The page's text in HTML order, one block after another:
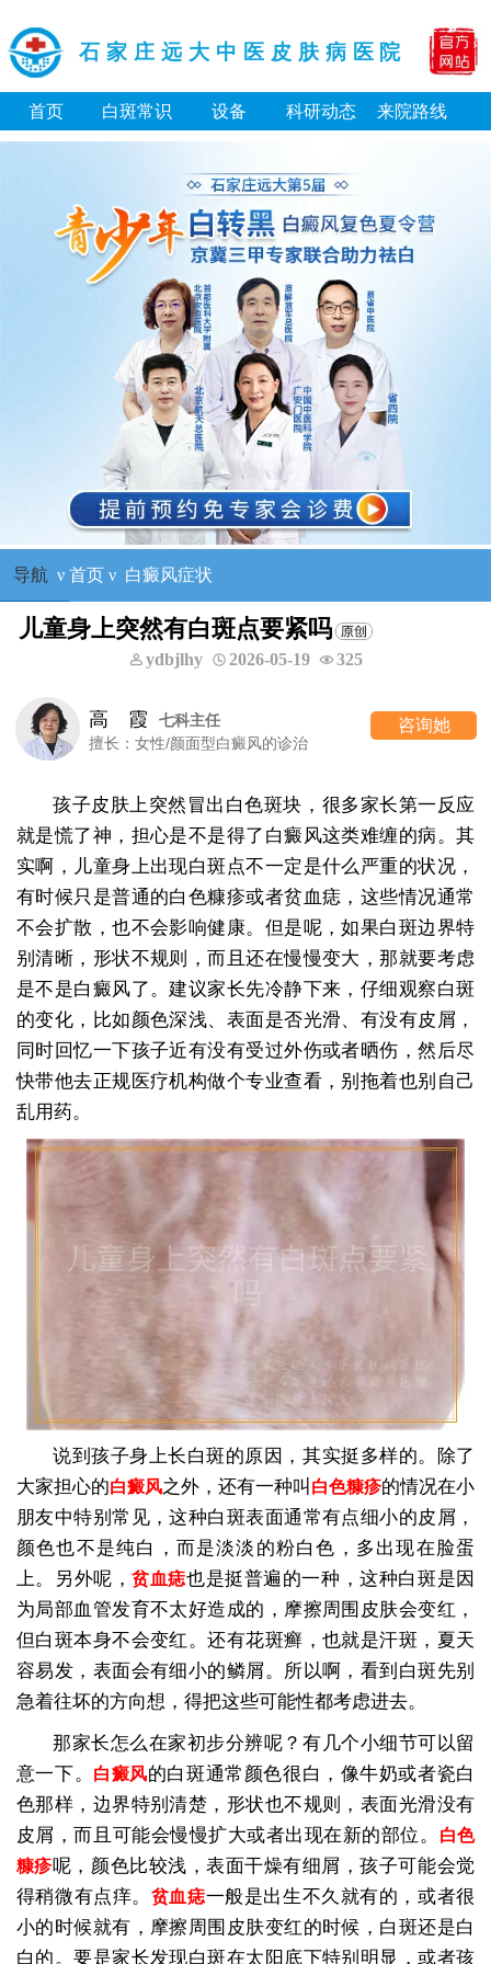
石家庄远大中医皮肤病医院
首页 白斑常识 设备 科研动态 来院路线
导航 ν 首页ν 白癜风症状
儿童身上突然有白斑点要紧吗
ydbjlhy 2026-05-19 325
高 霞
七科主任
擅长：女性/颜面型白癜风的诊治
咨询她
孩子皮肤上突然冒出白色斑块，很多家长第一反应
就是慌了神，担心是不是得了白癜风这类难缠的病。其
实啊，儿童身上出现白斑点不一定是什么严重的状况，
有时候只是普通的白色糠疹或者贫血痣，这些情况通常
不会扩散，也不会影响健康。但是呢，如果白斑边界特
别清晰，形状不规则，而且还在慢慢变大，那就要考虑
是不是白癜风了。建议家长先冷静下来，仔细观察白斑
的变化，比如颜色深浅、表面是否光滑、有没有皮屑，
同时回忆一下孩子近有没有受过外伤或者晒伤，然后尽
快带他去正规医疗机构做个专业查看，别拖着也别自己
乱用药。
说到孩子身上长白斑的原因，其实挺多样的。除了
大家担心的白癜风之外，还有一种叫 白色糠疹的情况在小
朋友中特别常见，这种白斑表面通常有点细小的皮屑，
颜色也不是纯白，而是淡淡的粉白色，多出现在脸蛋
上。另外呢，贫血痣也是挺普遍的一种，这种白斑是因
为局部血管发育不太好造成的，摩擦周围皮肤会变红，
但白斑本身不会变红。还有花斑癣，也就是汗斑，夏天
容易发，表面会有细小的鳞屑。所以啊，看到白斑先别
急着往坏的方向想，得把这些可能性都考虑进去。
那家长怎么在家初步分辨呢？有几个小细节可以留
意一下。
白癜风的白斑通常颜色很白，像牛奶或者瓷白
色那样，边界特别清楚，形状也不规则，表面光滑没有
皮屑，而且可能会慢慢扩大或者出现在新的部位。
白色
糠疹呢，颜色比较浅，表面干燥有细屑，孩子可能会觉
得稍微有点痒。 贫血痣一般是出生不久就有的，或者很
小的时候就有，摩擦周围皮肤变红的时候，白斑还是白
白的。要是家长发现白斑在太阳底下特别明显，或者孩